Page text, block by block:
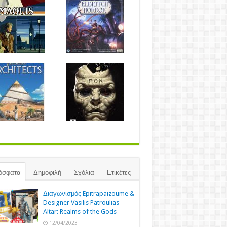
Δημοφιλή Σχόλια Ετικέτες
Διαγωνισμός Epitrapaizoume &
Designer Vasilis Patroulias –
Altar: Realms of the Gods
12/04/2023